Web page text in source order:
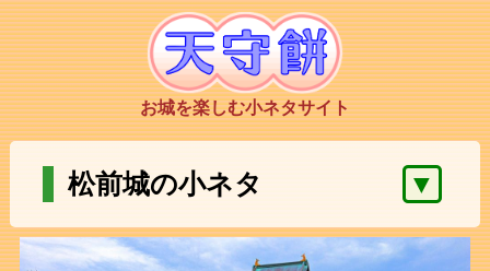
お城を楽しむ小ネタサイト
松前城の小ネタ ▼